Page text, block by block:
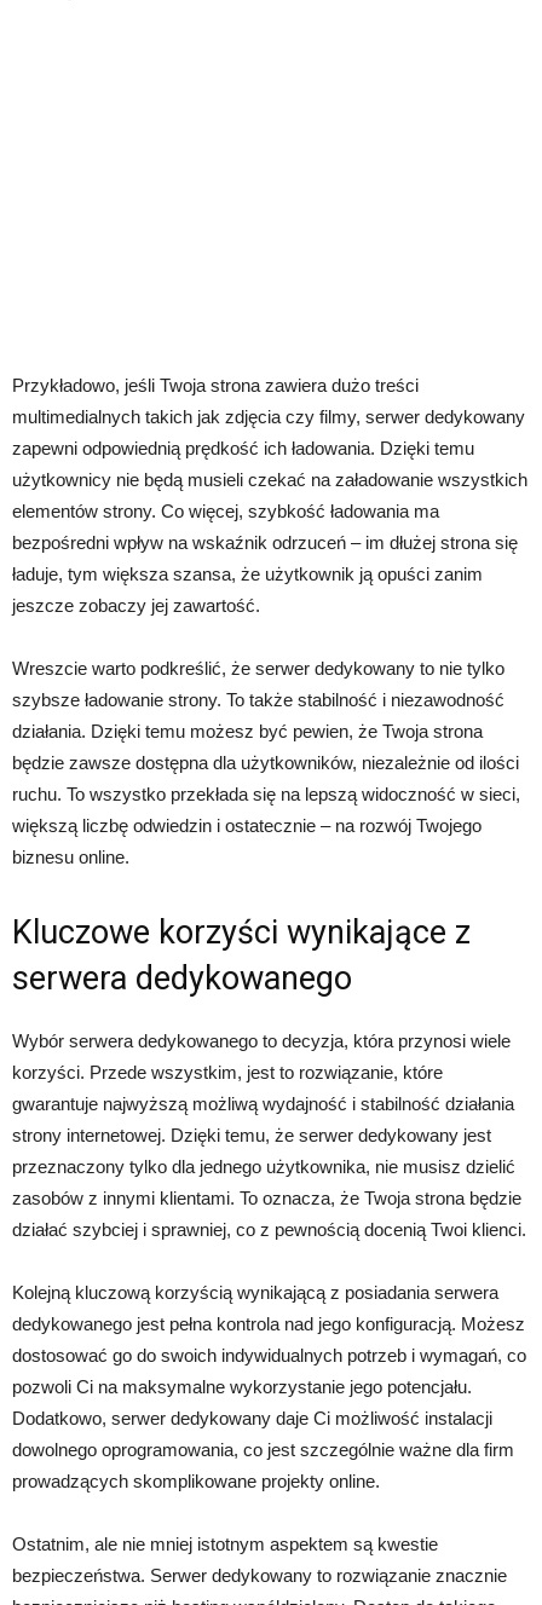
Przykładowo, jeśli Twoja strona zawiera dużo treści
multimedialnych takich jak zdjęcia czy filmy, serwer dedykowany
zapewni odpowiednią prędkość ich ładowania. Dzięki temu
użytkownicy nie będą musieli czekać na załadowanie wszystkich
elementów strony. Co więcej, szybkość ładowania ma
bezpośredni wpływ na wskaźnik odrzuceń – im dłużej strona się
ładuje, tym większa szansa, że użytkownik ją opuści zanim
jeszcze zobaczy jej zawartość.
Wreszcie warto podkreślić, że serwer dedykowany to nie tylko
szybsze ładowanie strony. To także stabilność i niezawodność
działania. Dzięki temu możesz być pewien, że Twoja strona
będzie zawsze dostępna dla użytkowników, niezależnie od ilości
ruchu. To wszystko przekłada się na lepszą widoczność w sieci,
większą liczbę odwiedzin i ostatecznie – na rozwój Twojego
biznesu online.
Kluczowe korzyści wynikające z
serwera dedykowanego
Wybór serwera dedykowanego to decyzja, która przynosi wiele
korzyści. Przede wszystkim, jest to rozwiązanie, które
gwarantuje najwyższą możliwą wydajność i stabilność działania
strony internetowej. Dzięki temu, że serwer dedykowany jest
przeznaczony tylko dla jednego użytkownika, nie musisz dzielić
zasobów z innymi klientami. To oznacza, że Twoja strona będzie
działać szybciej i sprawniej, co z pewnością docenią Twoi klienci.
Kolejną kluczową korzyścią wynikającą z posiadania serwera
dedykowanego jest pełna kontrola nad jego konfiguracją. Możesz
dostosować go do swoich indywidualnych potrzeb i wymagań, co
pozwoli Ci na maksymalne wykorzystanie jego potencjału.
Dodatkowo, serwer dedykowany daje Ci możliwość instalacji
dowolnego oprogramowania, co jest szczególnie ważne dla firm
prowadzących skomplikowane projekty online.
Ostatnim, ale nie mniej istotnym aspektem są kwestie
bezpieczeństwa. Serwer dedykowany to rozwiązanie znacznie